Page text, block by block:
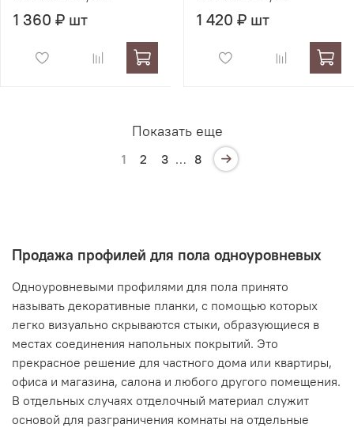
1 360 ₽ шт 1 420 ₽ шт
Показать еще
1 2 3 … 8
Продажа профилей для пола одноуровневых
Одноуровневыми профилями для пола принято
называть декоративные планки, с помощью которых
легко визуально скрываются стыки, образующиеся в
местах соединения напольных покрытий. Это
прекрасное решение для частного дома или квартиры,
офиса и магазина, салона и любого другого помещения.
В отдельных случаях отделочный материал служит
основой для разграничения комнаты на отдельные